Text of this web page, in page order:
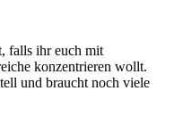
falls ihr euch mit
konzentrieren wollt.
und braucht noch viele